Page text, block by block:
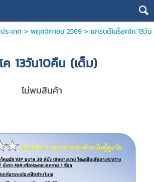
ระเทศ> พฤศจิกายน 2569> แกรนด์โมร็อคโค 13วัน
13วัน10คืน (เต็ม)
ไม่พบสินค้า